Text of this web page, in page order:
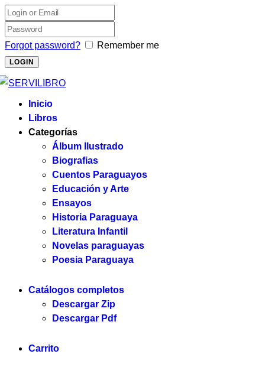
Forgot password? Remember me
Inicio
Libros
Categorías
Álbum Ilustrado
Biografias
Cuentos Paraguayos
Educación y Arte
Ensayos
Historia Paraguaya
Literatura Infantil
Novelas paraguayas
Poesia Paraguaya
Catálogos completos
Descargar Zip
Descargar Pdf
Carrito